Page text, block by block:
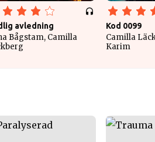
avledning
Bågstam, Camilla
Kod 0099
Camilla
Karim